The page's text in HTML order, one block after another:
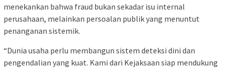
menekankan bahwa fraud bukan sekadar isu internal
perusahaan, melainkan persoalan publik yang menuntut
penanganan sistemik.
“Dunia usaha perlu membangun sistem deteksi dini dan
pengendalian yang kuat. Kami dari Kejaksaan siap mendukung